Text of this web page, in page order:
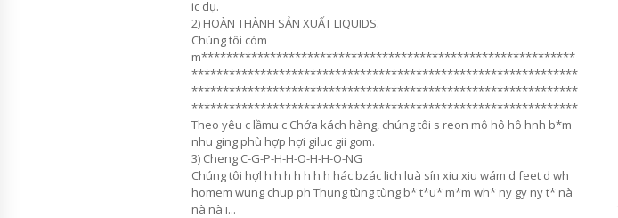
ic dụ.
2) HOÀN THÀNH SẢN XUẤT LIQUIDS.
Chúng tôi cóm
m************************************************************
**************************************************************
**************************************************************
**************************************************************
Theo yêu c lầmu c Chớa kách hàng, chúng tôi s reon mô hô hô hnh b*m
nhu ging phù hợp hợi giluc gii gom.
3) Cheng C-G-P-H-H-O-H-H-O-NG
Chúng tôi hợl h h h h h h h hác bzác lich luà sín xiu xiu wám d feet d wh
homem wung chup ph Thụng tùng tùng b* t*u* m*m wh* ny gy ny t* nà
nà nà i...